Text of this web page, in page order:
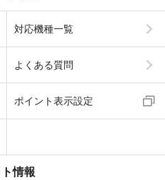
対応機種一覧
よくある質問
ポイント表示設定
情報